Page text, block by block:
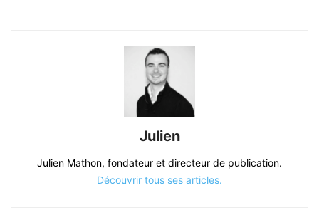
Julien
Julien Mathon, fondateur et directeur de publication.
Découvrir tous ses articles.